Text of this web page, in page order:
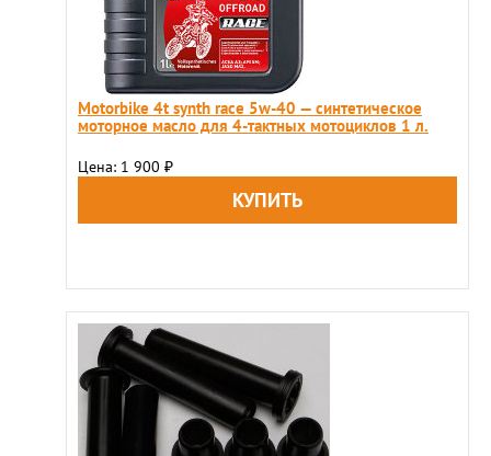
Motorbike 4t synth race 5w-40 — cинтетическое
моторное масло для 4-тактных мотоциклов 1 л.
Цена: 1 900 ₽